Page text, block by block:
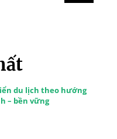
du lịch theo hướng
– bền vững